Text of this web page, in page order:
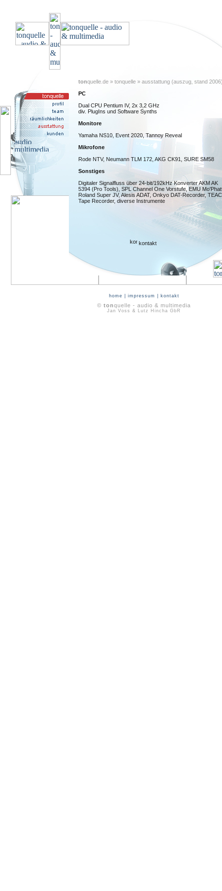
tonquelle.de » tonquelle » ausstattung (auszug, stand
PC
Dual CPU Pentium IV, 2x 3,2 GHz
div. PlugIns und Software Synths
Monitore
Yamaha NS10, Event 2020, Tannoy Reveal
Mikrofone
Rode NTV, Neumann TLM 172, AKG CK91, SURE SM58
Sonstiges
Digitaler Signalfluss über 24-bit/192kHz Konverter AKM AK
5394 (Pro Tools), SPL Channel One Vorstufe, EMU
Roland Super JV, Alesis ADAT, Onkyo DAT-Recorder, TEAC
Tape Recorder, diverse Instrumente
kontakt
home impressum kontakt
© tonquelle - audio & multimedia
Jan Voss & Lutz Hincha GbR